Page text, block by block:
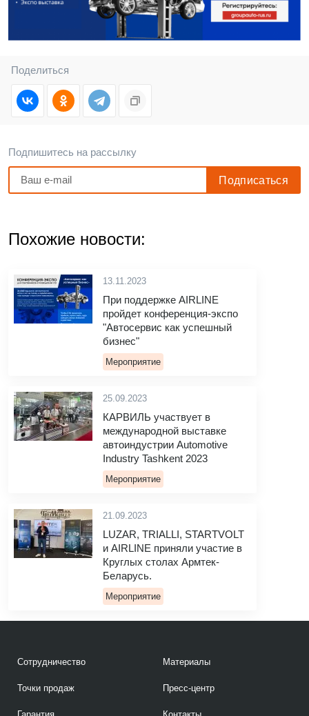
Поделиться
Подпишитесь на рассылку
Похожие новости:
13.11.2023
При поддержке AIRLINE
пройдет конференция-экспо
"Автосервис как успешный
бизнес"
Мероприятие
25.09.2023
КАРВИЛЬ участвует в
международной выставке
автоиндустрии Automotive
Industry Tashkent 2023
Мероприятие
21.09.2023
LUZAR, TRIALLI, STARTVOLT
и AIRLINE приняли участие в
Круглых столах Армтек-
Беларусь.
Мероприятие
Сотрудничество
Точки продаж
Материалы
Пресс-центр